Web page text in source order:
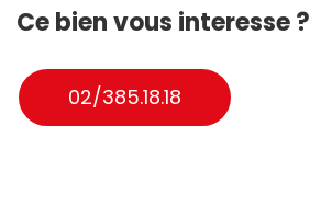
Ce bien vous interesse ?
02/385.18.18